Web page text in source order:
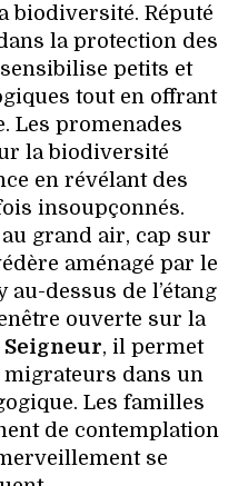
biodiversité. Réputé
la protection des
petits et
tout en offrant
Les promenades
la biodiversité
en révélant des
insoupçonnés.
grand air, cap sur
aménagé par le
dessus de l’étang
ouverte sur la
Seigneur, il permet
migrateurs dans un
Les familles
de contemplation
se